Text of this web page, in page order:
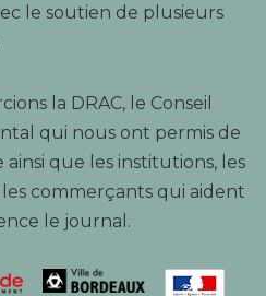
le soutien de plusieurs
la DRAC, le Conseil
qui nous ont permis de
ainsi que les institutions, les
commerçants qui aident
le journal.